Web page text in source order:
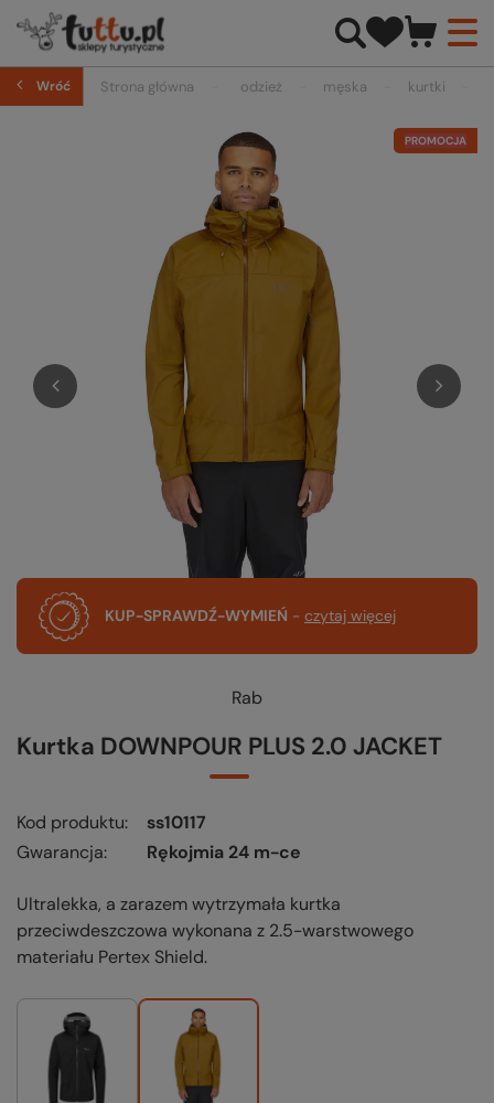
Wróć Strona główna odzież męska kurtki
PROMOCJA
KUP-SPRAWDŹ-WYMIEŃ - czytaj więcej
Rab
Kurtka DOWNPOUR PLUS 2.0 JACKET
Kod produktu
ss10117
Gwarancja
Rękojmia 24 m-ce
Ultralekka, a zarazem wytrzymała kurtka
przeciwdeszczowa wykonana z 2.5-warstwowego
materiału Pertex Shield.